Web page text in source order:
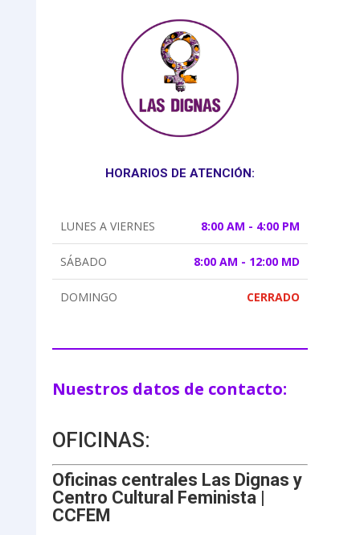
HORARIOS DE ATENCIÓN:
LUNES A VIERNES 8:00 AM - 4:00 PM
SÁBADO 8:00 AM - 12:00 MD
DOMINGO CERRADO
Nuestros datos de contacto:
OFICINAS:
Oficinas centrales Las Dignas y
Centro Cultural Feminista |
CCFEM